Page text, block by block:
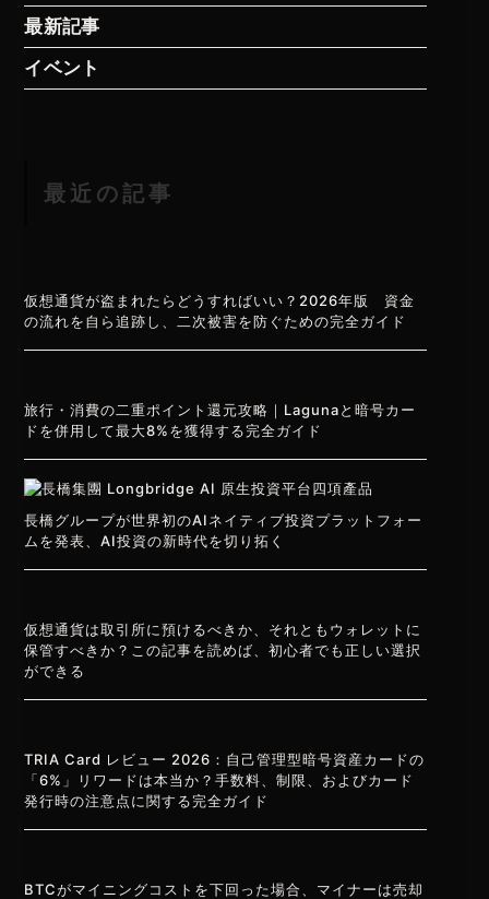
最新記事
イベント
最近の記事
仮想通貨が盗まれたらどうすればいい？2026年版 資金
の流れを自ら追跡し、二次被害を防ぐための完全ガイド
旅行・消費の二重ポイント還元攻略｜Lagunaと暗号カー
ドを併用して最大8%を獲得する完全ガイド
長橋グループが世界初のAIネイティブ投資プラットフォー
ムを発表、AI投資の新時代を切り拓く
仮想通貨は取引所に預けるべきか、それともウォレットに
保管すべきか？この記事を読めば、初心者でも正しい選択
ができる
TRIA Card レビュー 2026：自己管理型暗号資産カードの
「6%」リワードは本当か？手数料、制限、およびカード
発行時の注意点に関する完全ガイド
BTCがマイニングコストを下回った場合、マイナーは売却